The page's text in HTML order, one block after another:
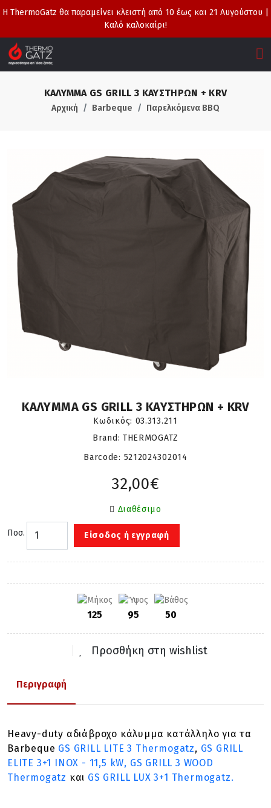
Η ThermoGatz θα παραμείνει κλειστή από 10 έως και 21 Αυγούστου |
Καλό καλοκαίρι!
ΚΑΛΥΜΜΑ GS GRILL 3 ΚΑΥΣΤΗΡΩΝ + KRV
Αρχική Barbeque Παρελκόμενα BBQ
ΚΑΛΥΜΜΑ GS GRILL 3 ΚΑΥΣΤΗΡΩΝ + KRV
Κωδικός: 03.313.211
Brand: THERMOGATZ
Barcode: 5212024302014
32,00€
Διαθέσιμο
Ποσ. Είσοδος ή εγγραφή
125 95 50
Προσθήκη στη wishlist
Περιγραφή
Heavy-duty αδιάβροχο κάλυμμα κατάλληλο για τα
Barbeque GS GRILL LITE 3 Thermogatz, GS GRILL
ELITE 3+1 INOX - 11,5 kW, GS GRILL 3 WOOD
Thermogatz και GS GRILL LUX 3+1 Thermogatz.